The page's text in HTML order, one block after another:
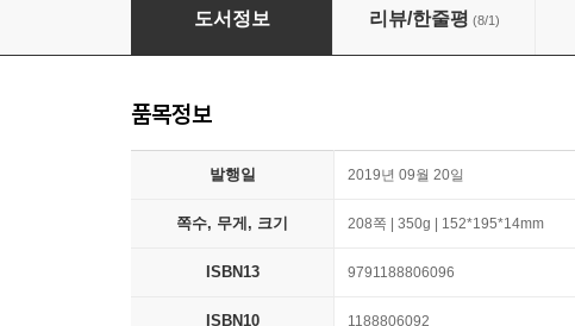
나무, 이야기로 피어
도서정보 리뷰/한줄평 (8/1)
품목정보
발행일 2019년 09월 20일
쪽수, 무게, 크기 208쪽 | 350g | 152*195*14mm
ISBN13 9791188806096
ISBN10 1188806092